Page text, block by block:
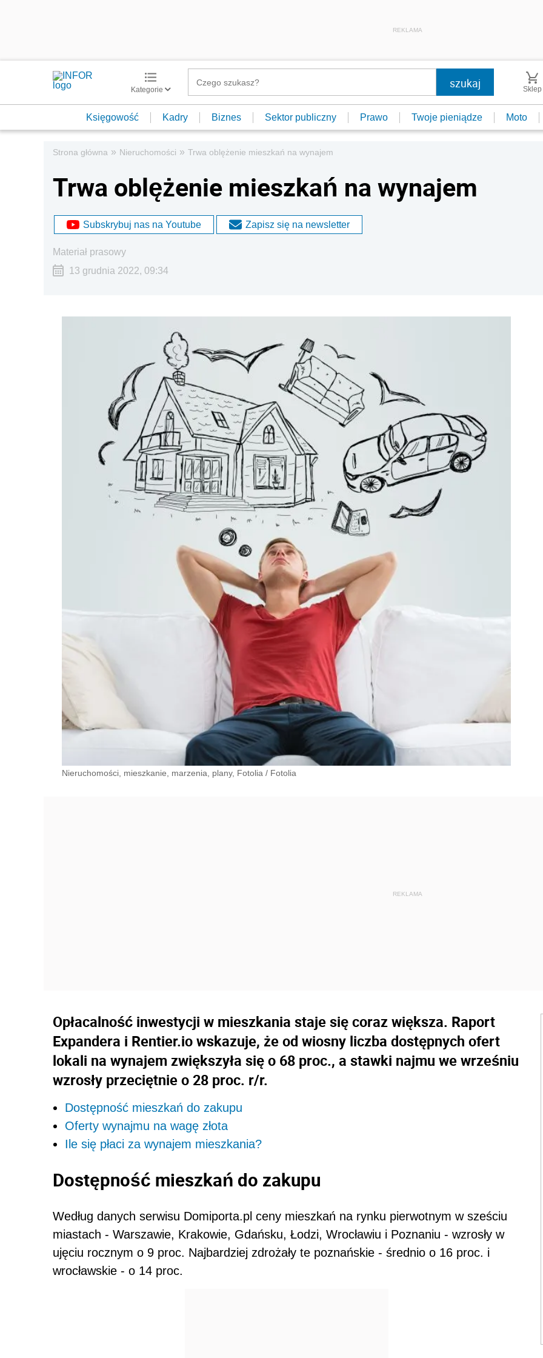
REKLAMA
Kategorie Sklep
Księgowość Kadry Biznes Sektor publiczny Prawo Twoje pieniądze Moto
Strona główna » Nieruchomości » Trwa oblężenie mieszkań na wynajem
Trwa oblężenie mieszkań na wynajem
Subskrybuj nas na Youtube Zapisz się na newsletter
materiał prasowy
13 grudnia 2022, 09:34
Nieruchomości, mieszkanie, marzenia, plany, Fotolia / Fotolia
Opłacalność inwestycji w mieszkania staje się coraz większa. Raport
Expandera i Rentier.io wskazuje, że od wiosny liczba dostępnych ofert
lokali na wynajem zwiększyła się o 68 proc., a stawki najmu we wrześniu
wzrosły przeciętnie o 28 proc. r/r.
Dostępność mieszkań do zakupu
Oferty wynajmu na wagę złota
Ile się płaci za wynajem mieszkania?
Dostępność mieszkań do zakupu
Według danych serwisu Domiporta.pl ceny mieszkań na rynku pierwotnym w sześciu
miastach - Warszawie, Krakowie, Gdańsku, Łodzi, Wrocławiu i Poznaniu - wzrosły w
ujęciu rocznym o 9 proc. Najbardziej zdrożały te poznańskie - średnio o 16 proc. i
wrocławskie - o 14 proc.